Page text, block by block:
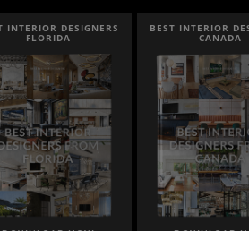
INTERIOR DESIGNERS
FLORIDA
BEST INTERIOR
CANADA